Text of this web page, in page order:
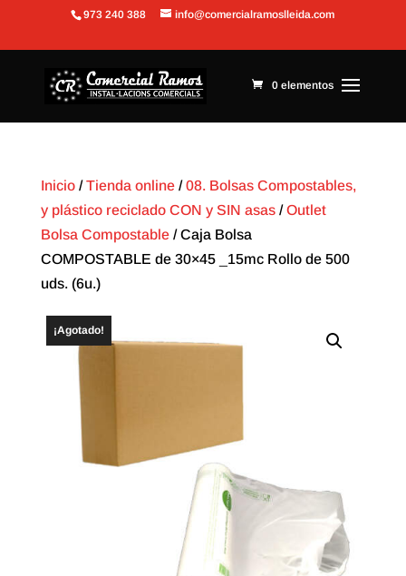
Abrir barra de herramientas
973 240 388 info@comercialramoslleida.com
0 elementos
Inicio/Tienda online/08. Bolsas Compostables,
y plástico reciclado CON y SIN asas/Outlet
Bolsa Compostable/ Caja Bolsa
COMPOSTABLE de 30×45 _15mc Rollo de 500
uds. (6u.)
¡Agotado!